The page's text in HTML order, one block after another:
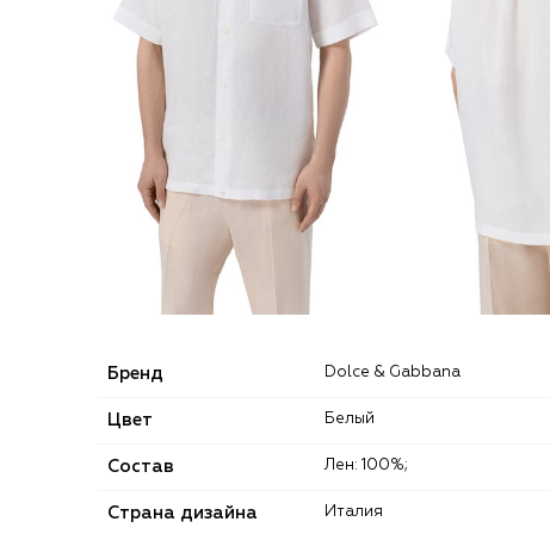
Бренд Dolce & Gabbana
Цвет Белый
Состав Лен: 100%;
Страна дизайна Италия